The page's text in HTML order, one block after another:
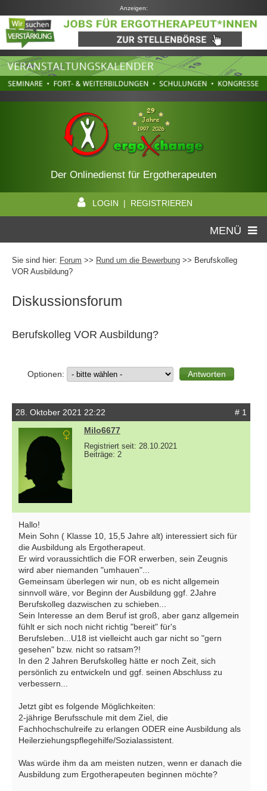
Anzeigen:
Der Onlinedienst für Ergotherapeuten
LOGIN | REGISTRIEREN
MENÜ
Sie sind hier: Forum >> Rund um die Bewerbung >> Berufskolleg
VOR Ausbildung?
Diskussionsforum
Berufskolleg VOR Ausbildung?
Optionen:
28. Oktober 2021 22:22
# 1
Milo6677
Registriert seit: 28.10.2021
Beiträge: 2
Hallo!
Mein Sohn ( Klasse 10, 15,5 Jahre alt) interessiert sich für
die Ausbildung als Ergotherapeut.
Er wird voraussichtlich die FOR erwerben, sein Zeugnis
wird aber niemanden "umhauen"...
Gemeinsam überlegen wir nun, ob es nicht allgemein
sinnvoll wäre, vor Beginn der Ausbildung ggf. 2Jahre
Berufskolleg dazwischen zu schieben...
Sein Interesse an dem Beruf ist groß, aber ganz allgemein
fühlt er sich noch nicht richtig "bereit" für's
Berufsleben...U18 ist vielleicht auch gar nicht so "gern
gesehen" bzw. nicht so ratsam?!
In den 2 Jahren Berufskolleg hätte er noch Zeit, sich
persönlich zu entwickeln und ggf. seinen Abschluss zu
verbessern...
Jetzt gibt es folgende Möglichkeiten:
2-jährige Berufsschule mit dem Ziel, die
Fachhochschulreife zu erlangen ODER eine Ausbildung als
Heilerziehungspflegehilfe/Sozialassistent.
Was würde ihm da am meisten nutzen, wenn er danach die
Ausbildung zum Ergotherapeuten beginnen möchte?